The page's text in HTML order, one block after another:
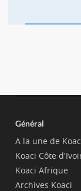
Général
A la une de
Koaci Côte
Koaci Afrique
Archives Koaci